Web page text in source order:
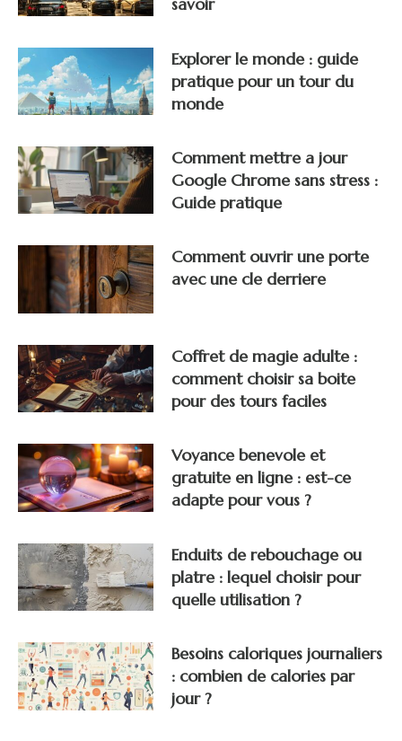
Explorer le monde : guide
pratique pour un tour du
monde
Comment mettre a jour
Google Chrome sans stress :
Guide pratique
Comment ouvrir une porte
avec une cle derriere
Coffret de magie adulte :
comment choisir sa boite
pour des tours faciles
Voyance benevole et
gratuite en ligne : est-ce
adapte pour vous ?
Enduits de rebouchage ou
platre : lequel choisir pour
quelle utilisation ?
Besoins caloriques journaliers
: combien de calories par
jour ?